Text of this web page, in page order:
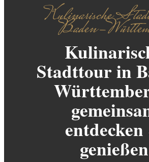
Kulinarische
Baden-
Stadttour in
genießen